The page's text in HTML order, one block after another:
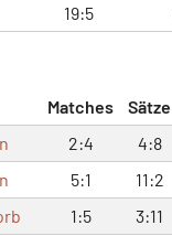
19:5
Matches Sätze
2:4 4:8
5:1 11:2
1:5 3:11